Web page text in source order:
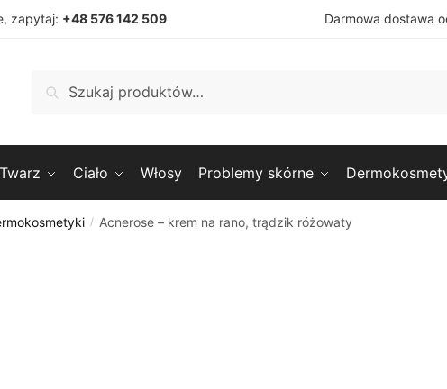
zapytaj: +48 576 142 509 Darmowa dostawa
Szukaj
Twarz Ciało Włosy Problemy skórne
/ Acnerose – krem na rano, trądzik różowaty